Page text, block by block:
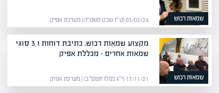
שמאות רכוש 03/02/26 (ט״ז שבט תשפ״ו) | מערכת אפיק
שמאות רכוש
מקצוע שמאות רכוש, כתיבת דוחות ו 3 סוגי
שמאות אחרים – מכללת אפיק
17/11/21 (י״ג כסלו תשפ״ב) | מערכת אפיק